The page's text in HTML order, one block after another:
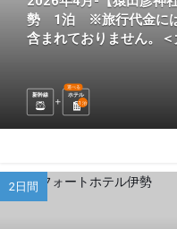
勢 1泊 ※旅行代金には
含まれておりません。
新幹線 ホテル
選べる
1 泊
2日間